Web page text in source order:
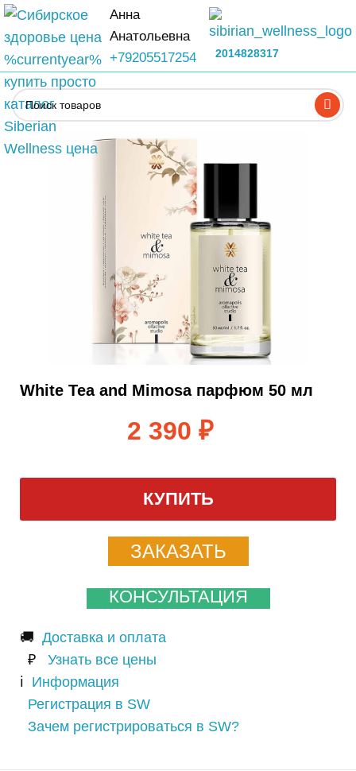
Анна
Анатольевна
+79205517254
2014828317
White Tea and Mimosa парфюм 50 мл
2 390 ₽
КУПИТЬ
ЗАКАЗАТЬ
КОНСУЛЬТАЦИЯ
🚚 Доставка и оплата
₽ Узнать все цены
ℹ️ Информация
Регистрация в SW
Зачем регистрироваться в SW?